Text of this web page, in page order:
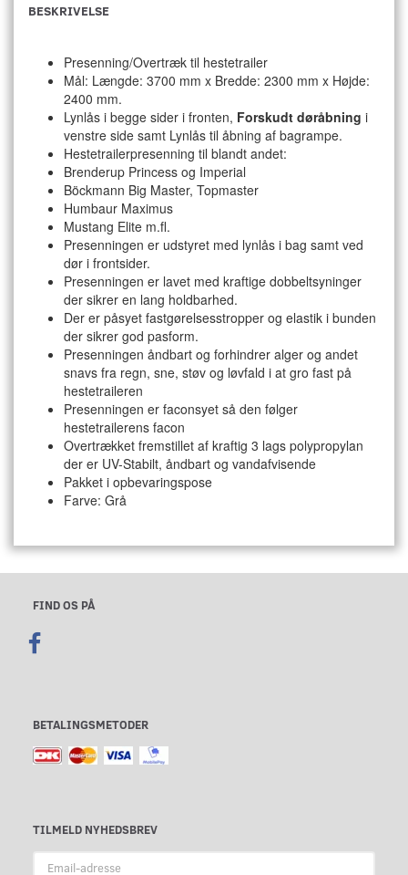
BESKRIVELSE
Presenning/Overtræk til hestetrailer
Mål: Længde: 3700 mm x Bredde: 2300 mm x Højde:
2400 mm.
Lynlås i begge sider i fronten, Forskudt døråbning i
venstre side samt Lynlås til åbning af bagrampe.
Hestetrailerpresenning til blandt andet:
Brenderup Princess og Imperial
Böckmann Big Master, Topmaster
Humbaur Maximus
Mustang Elite m.fl.
Presenningen er udstyret med lynlås i bag samt ved
dør i frontsider.
Presenningen er lavet med kraftige dobbeltsyninger
der sikrer en lang holdbarhed.
Der er påsyet fastgørelsesstropper og elastik i bunden
der sikrer god pasform.
Presenningen åndbart og forhindrer alger og andet
snavs fra regn, sne, støv og løvfald i at gro fast på
hestetraileren
Presenningen er faconsyet så den følger
hestetrailerens facon
Overtrækket fremstillet af kraftig 3 lags polypropylan
der er UV-Stabilt, åndbart og vandafvisende
Pakket i opbevaringspose
Farve: Grå
FIND OS PÅ
BETALINGSMETODER
TILMELD NYHEDSBREV